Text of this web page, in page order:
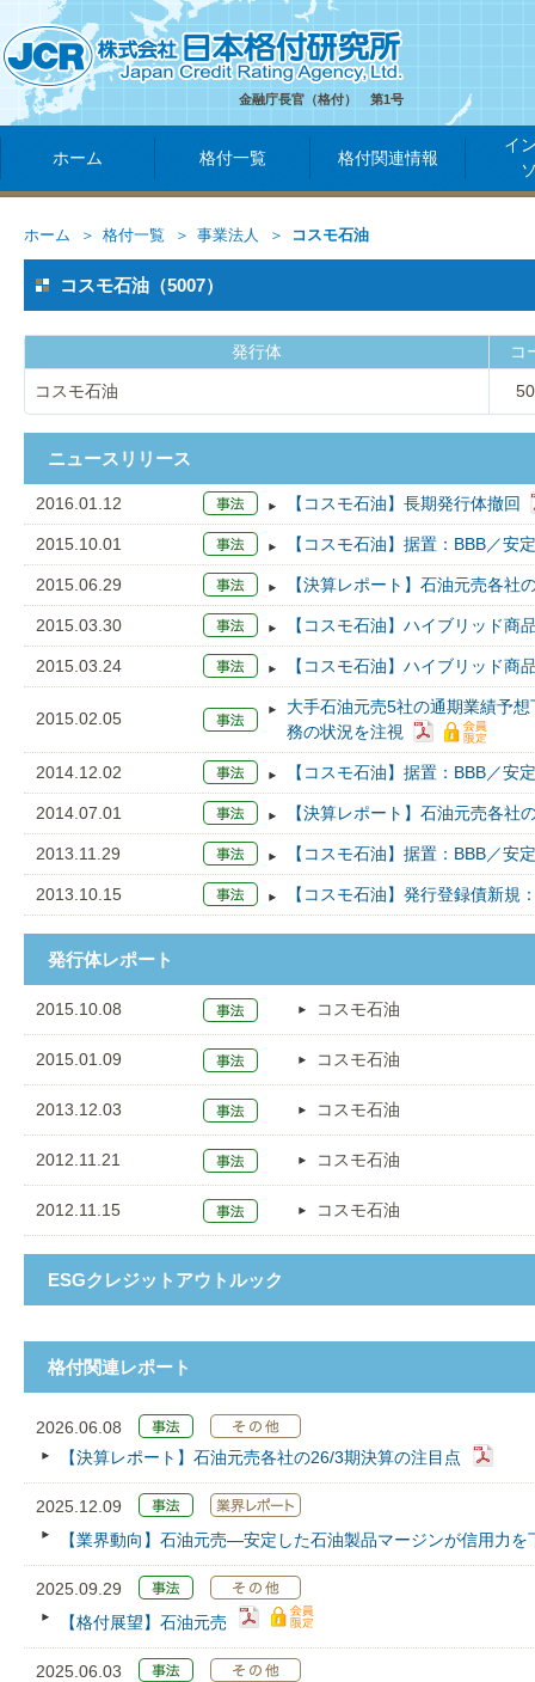
金融庁長官（格付） 第1号
ホーム 格付一覧 格付関連情報
イ
ホーム 格付一覧 事業法人 コスモ石油
コスモ石油（5007）
発行体 コ
コスモ石油
ニュースリリース
2016.01.12 【コスモ石油】長期発行体撤回
2015.10.01 【コスモ石油】据置：BBB／安
2015.06.29 【決算レポート】石油元売各社
2015.03.30 【コスモ石油】ハイブリッド商
2015.03.24 【コスモ石油】ハイブリッド商
2015.02.05
大手石油元売5社の通期業績予
務の状況を注視
2014.12.02 【コスモ石油】据置：BBB／安
2014.07.01 【決算レポート】石油元売各社
2013.11.29 【コスモ石油】据置：BBB／安
2013.10.15 【コスモ石油】発行登録債新規
発行体レポート
2015.10.08 コスモ石油
2015.01.09 コスモ石油
2013.12.03 コスモ石油
2012.11.21 コスモ石油
2012.11.15 コスモ石油
ESGクレジットアウトルック
格付関連レポート
2026.06.08
【決算レポート】石油元売各社の26/3期決算の注目点
2025.12.09
【業界動向】石油元売—安定した石油製品マージンが信用力
2025.09.29
【格付展望】石油元売
2025.06.03